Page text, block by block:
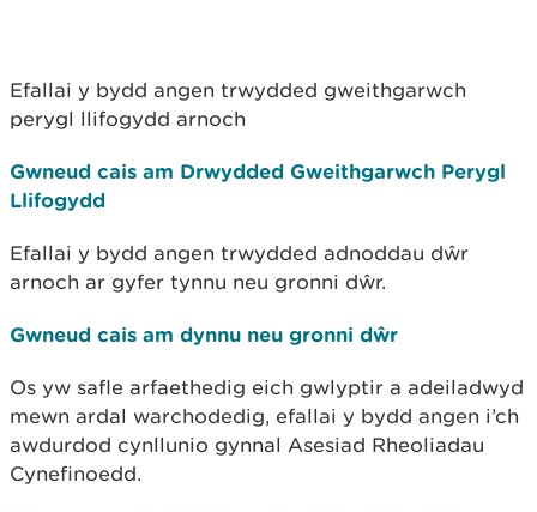
Efallai y bydd angen trwydded gweithgarwch
perygl llifogydd arnoch
Gwneud cais am Drwydded Gweithgarwch Perygl
Llifogydd
Efallai y bydd angen trwydded adnoddau dŵr
arnoch ar gyfer tynnu neu gronni dŵr.
Gwneud cais am dynnu neu gronni dŵr
Os yw safle arfaethedig eich gwlyptir a adeiladwyd
mewn ardal warchodedig, efallai y bydd angen i’ch
awdurdod cynllunio gynnal Asesiad Rheoliadau
Cynefinoedd.